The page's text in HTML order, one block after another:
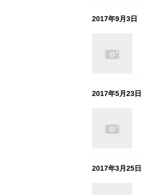
2017年9月3日
2017年5月23日
2017年3月25日